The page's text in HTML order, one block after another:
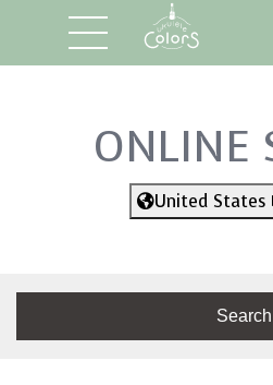
ONLINE
United States
Search